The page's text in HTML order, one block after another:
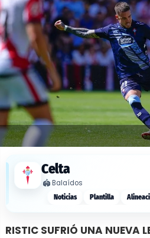
Celta
🏟️Balaídos
Noticias Plantilla
RISTIC SUFRIÓ UNA NUEVA